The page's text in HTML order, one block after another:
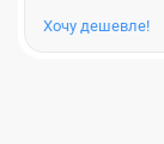
Хочу дешевле!